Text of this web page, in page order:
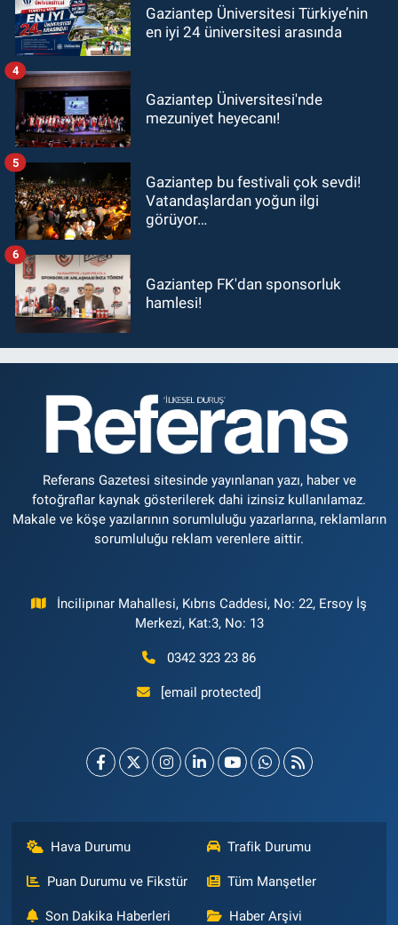
Gaziantep Üniversitesi Türkiye’nin
en iyi 24 üniversitesi arasında
Gaziantep Üniversitesi'nde
mezuniyet heyecanı!
4
Gaziantep bu festivali çok sevdi!
Vatandaşlardan yoğun ilgi
görüyor…
5
Gaziantep FK'dan sponsorluk
hamlesi!
6
Referans Gazetesi sitesinde yayınlanan yazı, haber ve
fotoğraflar kaynak gösterilerek dahi izinsiz kullanılamaz.
Makale ve köşe yazılarının sorumluluğu yazarlarına, reklamların
sorumluluğu reklam verenlere aittir.
İncilipınar Mahallesi, Kıbrıs Caddesi, No: 22, Ersoy İş
Merkezi, Kat:3, No: 13
0342 323 23 86
[email protected]
Hava Durumu Trafik Durumu
Puan Durumu ve Fikstür Tüm Manşetler
Son Dakika Haberleri Haber Arşivi